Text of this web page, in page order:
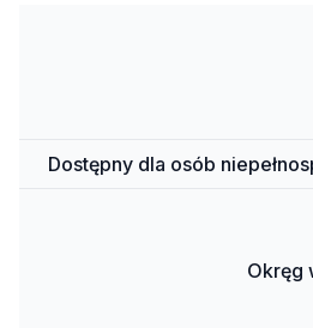
Dostępny dla osób
Okręg